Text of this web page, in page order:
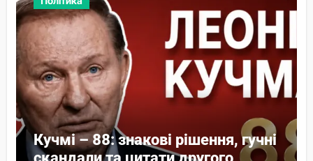
Кучмі – 88: знакові рішення, гучні